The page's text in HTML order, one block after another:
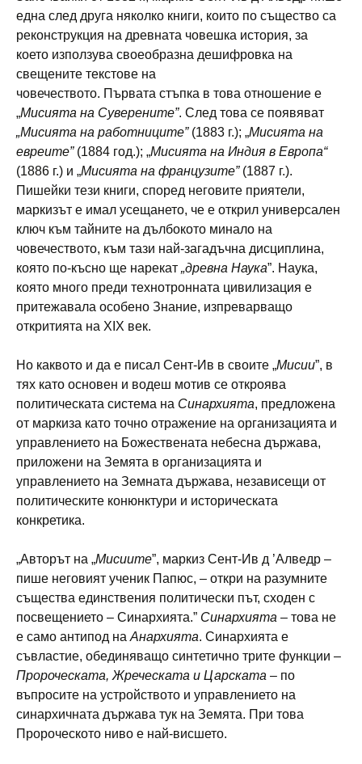
една след друга няколко книги, които по същество са
реконструкция на древната човешка история, за
което използува своеобразна дешифровка на
свещените текстове на
човечеството. Първата стъпка в това отношение е
„Мисията на Суверените”. След това се появяват
„Мисията на работниците”(1883 г.); „Мисията на
евреите”(1884 год.); „Мисията на Индия в Европа“
(1886 г.) и „Мисията на французите”(1887 г.).
Пишейки тези книги, според неговите приятели,
маркизът е имал усещането, че е открил универсален
ключ към тайните на дълбокото минало на
човечеството, към тази най-загадъчна дисциплина,
която по-късно ще нарекат „древна Наука”. Наука,
която много преди технотронната цивилизация е
притежавала особено Знание, изпреварващо
откритията на XIX век.
Но каквото и да е писал Сент-Ив в своите „Мисии”, в
тях като основен и водеш мотив се откроява
политическата система на Синархията, предложена
от маркиза като точно отражение на организацията и
управлението на Божествената небесна държава,
приложени на Земята в организацията и
управлението на Земната държава, независещи от
политическите конюнктури и историческата
конкретика.
„Авторът на „Мисиите”, маркиз Сент-Ив д ’Алведр –
пише неговият ученик Папюс, – откри на разумните
същества единствения политически път, сходен с
посвещението – Синархията.” Синархията – това не
е само антипод на Анархията. Синархията е
съвластие, обединяващо синтетично трите функции –
Пророческата, Жреческата и Царската – по
въпросите на устройството и управлението на
синархичната държава тук на Земята. При това
Пророческото ниво е най-висшето.